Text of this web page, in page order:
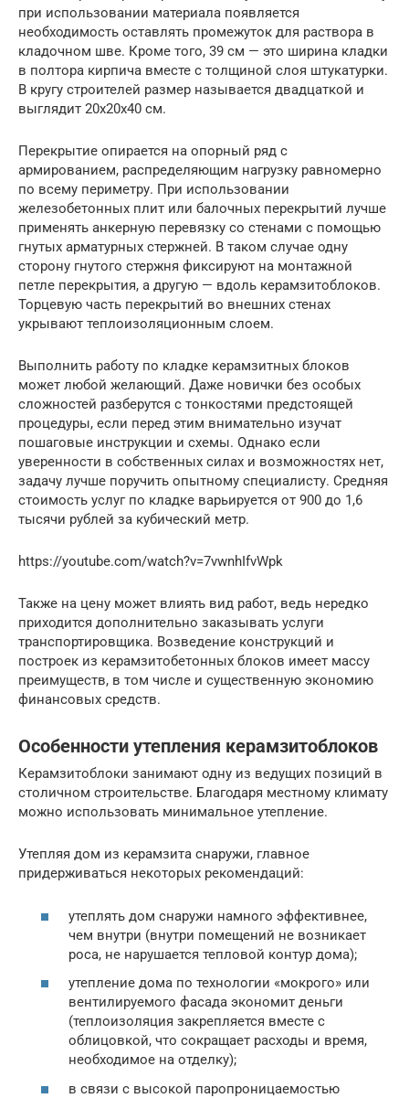
при использовании материала появляется
необходимость оставлять промежуток для раствора в
кладочном шве. Кроме того, 39 см — это ширина кладки
в полтора кирпича вместе с толщиной слоя штукатурки.
В кругу строителей размер называется двадцаткой и
выглядит 20х20х40 см.
Перекрытие опирается на опорный ряд с
армированием, распределяющим нагрузку равномерно
по всему периметру. При использовании
железобетонных плит или балочных перекрытий лучше
применять анкерную перевязку со стенами с помощью
гнутых арматурных стержней. В таком случае одну
сторону гнутого стержня фиксируют на монтажной
петле перекрытия, а другую — вдоль керамзитоблоков.
Торцевую часть перекрытий во внешних стенах
укрывают теплоизоляционным слоем.
Выполнить работу по кладке керамзитных блоков
может любой желающий. Даже новички без особых
сложностей разберутся с тонкостями предстоящей
процедуры, если перед этим внимательно изучат
пошаговые инструкции и схемы. Однако если
уверенности в собственных силах и возможностях нет,
задачу лучше поручить опытному специалисту. Средняя
стоимость услуг по кладке варьируется от 900 до 1,6
тысячи рублей за кубический метр.
https://youtube.com/watch?v=7vwnhIfvWpk
Также на цену может влиять вид работ, ведь нередко
приходится дополнительно заказывать услуги
транспортировщика. Возведение конструкций и
построек из керамзитобетонных блоков имеет массу
преимуществ, в том числе и существенную экономию
финансовых средств.
Особенности утепления керамзитоблоков
Керамзитоблоки занимают одну из ведущих позиций в
столичном строительстве. Благодаря местному климату
можно использовать минимальное утепление.
Утепляя дом из керамзита снаружи, главное
придерживаться некоторых рекомендаций:
утеплять дом снаружи намного эффективнее,
чем внутри (внутри помещений не возникает
роса, не нарушается тепловой контур дома);
утепление дома по технологии «мокрого» или
вентилируемого фасада экономит деньги
(теплоизоляция закрепляется вместе с
облицовкой, что сокращает расходы и время,
необходимое на отделку);
в связи с высокой паропроницаемостью